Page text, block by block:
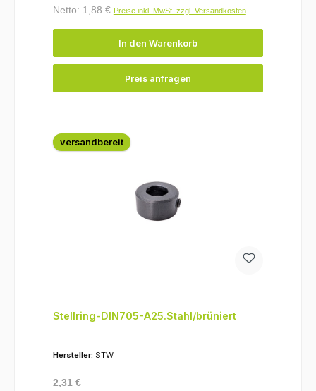
Netto: 1,88 € Preise inkl. MwSt. zzgl. Versandkosten
In den Warenkorb
Preis anfragen
versandbereit
Stellring-DIN705-A25.Stahl/brüniert
Hersteller: STW
Regulärer Preis:
2,31 €